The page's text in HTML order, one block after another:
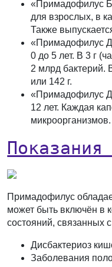
«Примадофилус
для взрослых, в
Также
«Примадофилус
0 до 5 лет. В 3 г
2 млрд бактерий.
или 142 г.
«Примадофилус
12 лет. Каждая
Примадофилус
может быть включён в
состояний,
Дисбактериоз
Заболевания